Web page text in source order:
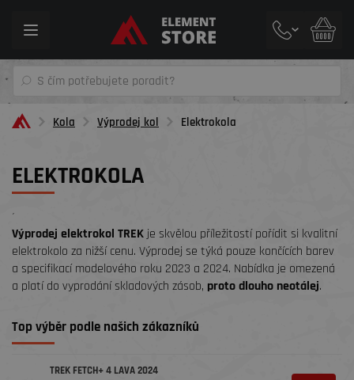
Toggle
Kola Výprodej kol Elektrokola
ELEKTROKOLA
´
Výprodej elektrokol TREK je skvělou příležitostí pořídit si kvalitní
elektrokolo za nižší cenu. Výprodej se týká pouze končících barev
a specifikací modelového roku 2023 a 2024. Nabídka je omezená
a platí do vyprodání skladových zásob, proto dlouho neotálej.
Top výběr podle našich zákazníků
TREK FETCH+ 4 LAVA 2024